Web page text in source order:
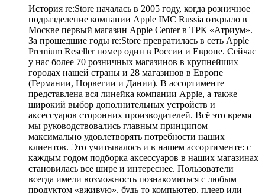
История re:Store началась в 2005 году, когда розничное
подразделение компании Apple IMC Russia открыло в
Москве первый магазин Apple Center в ТРК «Атриум».
За прошедшие годы re:Store превратилась в сеть Apple
Premium Reseller номер один в России и Европе. Сейчас
у нас более 70 розничных магазинов в крупнейших
городах нашей страны и 28 магазинов в Европе
(Германии, Норвегии и Дании). В ассортименте
представлена вся линейка компании Apple, а также
широкий выбор дополнительных устройств и
аксессуаров сторонних производителей. Всё это время
мы руководствовались главным принципом —
максимально удовлетворять потребности наших
клиентов. Это учитывалось и в нашем ассортименте: с
каждым годом подборка аксессуаров в наших магазинах
становилась все шире и интереснее. Пользователи
всегда имели возможность познакомиться с любым
продуктом «вживую», будь то компьютер, плеер или